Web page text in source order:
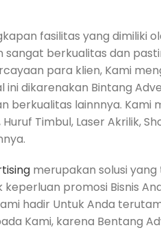
fasilitas yang dimiliki
sangat berkualitas dan
para klien, Kami
ini dikarenakan Bintang
berkualitas lainnnya. Kami
Timbul, Laser Akrilik,
merupakan solusi
keperluan promosi Bisnis
hadir Untuk Anda
Kami, karena Bentang